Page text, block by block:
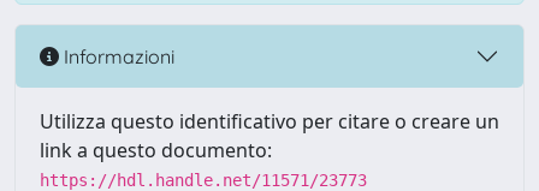
Informazioni
Utilizza questo identificativo per citare o creare un
link a questo documento:
https://hdl.handle.net/11571/23773